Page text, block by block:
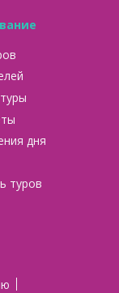
дня
туров